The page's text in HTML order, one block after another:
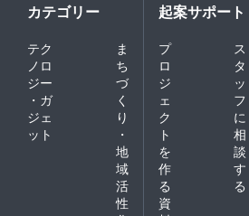
カテゴリー
テク
ノロ
ジー
・ガ
ジェ
ット
ま
ち
づ
く
り
・
地
域
活
性
起案サポート
プ
ロ
ジ
ェ
ク
ト
を
作
る
ス
タ
ッ
フ
に
相
談
す
る
資